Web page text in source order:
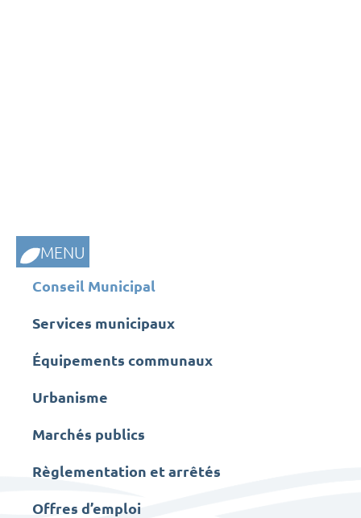
MENU
Conseil Municipal
Services municipaux
Équipements communaux
Urbanisme
Marchés publics
Règlementation et arrêtés
Offres d’emploi